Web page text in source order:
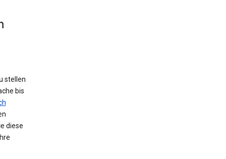
stellen
bis
diese